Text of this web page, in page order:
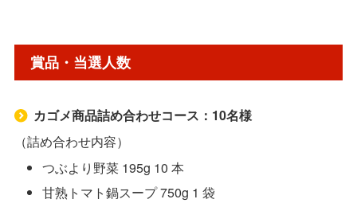
賞品・当選人数
カゴメ商品詰め合わせコース：10名様
（詰め合わせ内容）
つぶより野菜 195g 10 本
甘熟トマト鍋スープ 750g 1 袋